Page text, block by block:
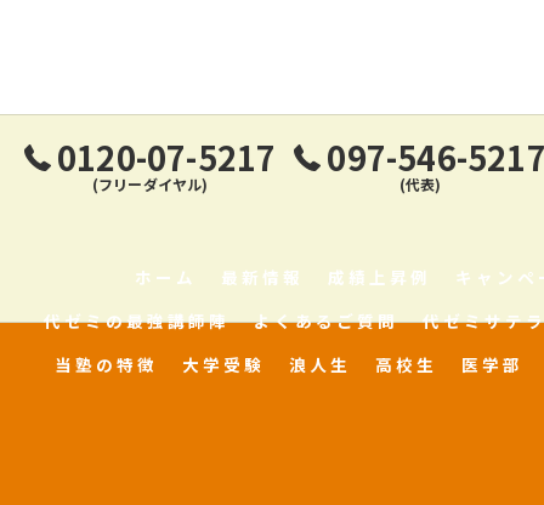
0120-07-5217
(フリーダイヤル)
097-546-5217
(代表)
ホーム 最新情報 成績上昇例 キャンペ
代ゼミの最強講師陣
よくあるご質問 代ゼミサテ
当塾の特徴
大学受験 浪人生 高校生 医学部